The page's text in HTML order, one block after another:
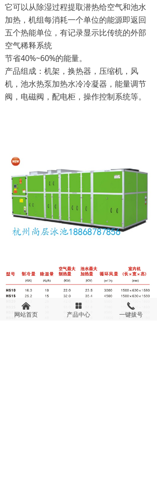
它可以从除湿过程提取潜热给空气和池水
加热，机组每消耗一个单位的能源即返回
五个热能单位，有记录显示比传统的外部
空气稀释系统
节省40%~60%的能量。
产品组成：机架，换热器，压缩机，风
机，池水热泵加热水冷冷凝器，能量调节
阀，电磁阀，配电柜，操作控制系统等。
낀
网站首页
넒
产品中心
끅
一键拔号